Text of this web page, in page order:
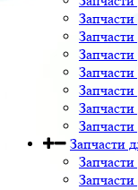
Запчасти
Запчасти